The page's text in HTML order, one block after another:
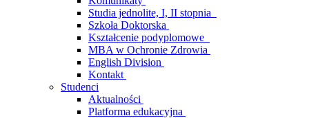
Studia jednolite, I, II stopnia
Szkoła Doktorska
Kształcenie podyplomowe
MBA w Ochronie Zdrowia
English Division
Kontakt
Studenci
Aktualności
Platforma edukacyjna